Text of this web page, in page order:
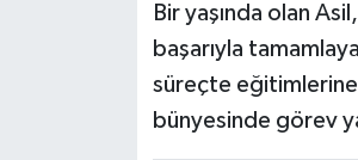
Bir yaşında olan
başarıyla
süreçte eğitimlerine
bünyesinde görev